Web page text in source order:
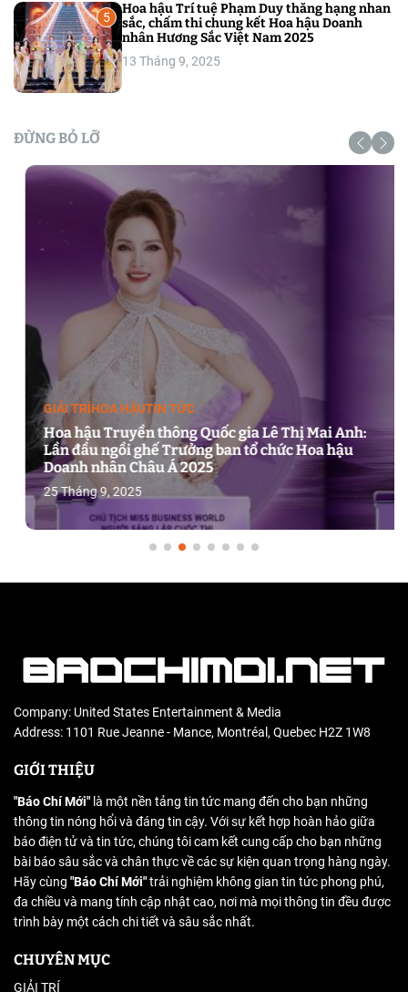
5
Hoa hậu Trí tuệ Phạm Duy thăng hạng nhan
sắc, chấm thi chung kết Hoa hậu Doanh
nhân Hương Sắc Việt Nam 2025
13 Tháng 9, 2025
ĐỪNG BỎ LỠ
GIẢI TRÍHOA HẬUTIN TỨC
Hoa hậu Truyền thông Quốc gia Lê Thị Mai Anh:
Lần đầu ngồi ghế Trưởng ban tổ chức Hoa hậu
Doanh nhân Châu Á 2025
25 Tháng 9, 2025
Company: United States Entertainment & Media
Address: 1101 Rue Jeanne - Mance, Montréal, Quebec H2Z 1W8
GIỚI THIỆU
"Báo Chí Mới" là một nền tảng tin tức mang đến cho bạn những
thông tin nóng hổi và đáng tin cậy. Với sự kết hợp hoàn hảo giữa
báo điện tử và tin tức, chúng tôi cam kết cung cấp cho bạn những
bài báo sâu sắc và chân thực về các sự kiện quan trọng hàng ngày.
Hãy cùng "Báo Chí Mới"trải nghiệm không gian tin tức phong phú,
đa chiều và mang tính cập nhật cao, nơi mà mọi thông tin đều được
trình bày một cách chi tiết và sâu sắc nhất.
CHUYÊN MỤC
GIẢI TRÍ